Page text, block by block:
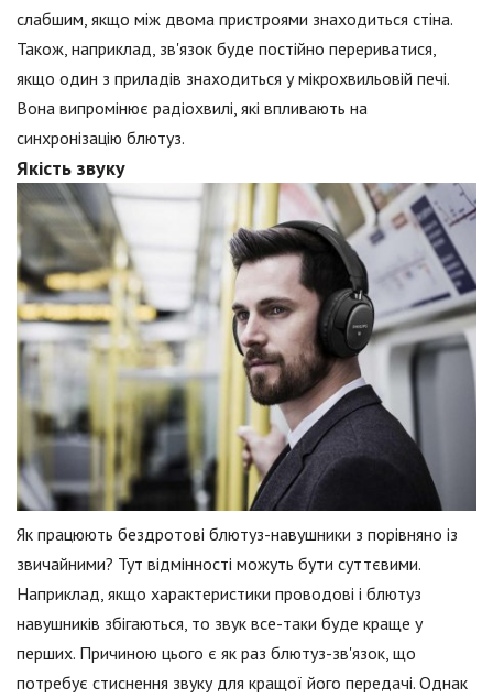
слабшим, якщо між двома пристроями знаходиться стіна.
Також, наприклад, зв'язок буде постійно перериватися,
якщо один з приладів знаходиться у мікрохвильовій печі.
Вона випромінює радіохвилі, які впливають на
синхронізацію блютуз.
Якість звуку
Як працюють бездротові блютуз-навушники з порівняно із
звичайними? Тут відмінності можуть бути суттєвими.
Наприклад, якщо характеристики проводові і блютуз
навушників збігаються, то звук все-таки буде краще у
перших. Причиною цього є як раз блютуз-зв'язок, що
потребує стиснення звуку для кращої його передачі. Однак